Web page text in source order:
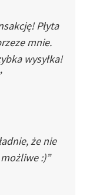
Płyta
mnie.
wysyłka!
że nie
:)”